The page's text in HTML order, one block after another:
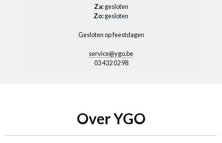
Za:gesloten
Zo:gesloten
Gesloten op feestdagen
service@ygo.be
03 432 02 98
Over YGO